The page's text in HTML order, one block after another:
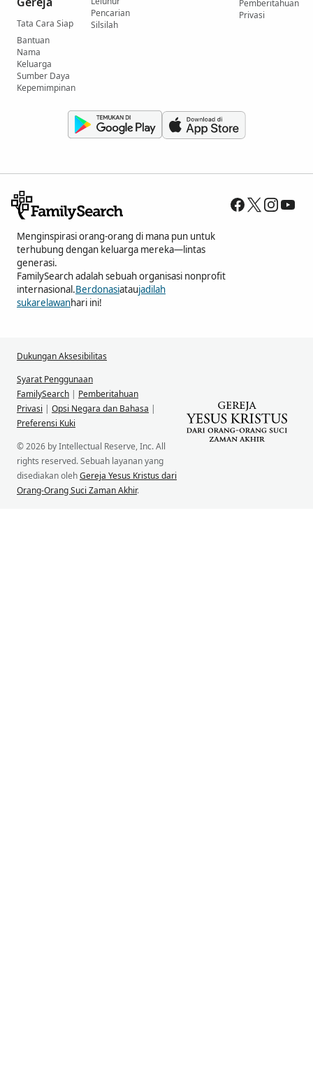
Tata Cara Siap
Bantuan
Nama
Keluarga
Sumber Daya
Kepemimpinan
Pencarian
Silsilah
Pemberitahuan
Privasi
Menginspirasi orang-orang di mana pun untuk
terhubung dengan keluarga mereka—lintas
generasi.
FamilySearch adalah sebuah organisasi nonprofit
internasional.Berdonasiataujadilah
sukarelawanhari ini!
Dukungan Aksesibilitas
Syarat Penggunaan
FamilySearch | Pemberitahuan
Privasi | Opsi Negara dan Bahasa |
Preferensi Kuki
© 2026 by Intellectual Reserve, Inc. All
rights reserved. Sebuah layanan yang
disediakan olehGereja Yesus Kristus dari
Orang-Orang Suci Zaman Akhir.